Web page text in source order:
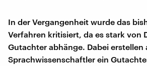
In der Vergangenheit wurde das
Verfahren kritisiert, da es stark von
Gutachter abhänge. Dabei erstellen
Sprachwissenschaftler ein